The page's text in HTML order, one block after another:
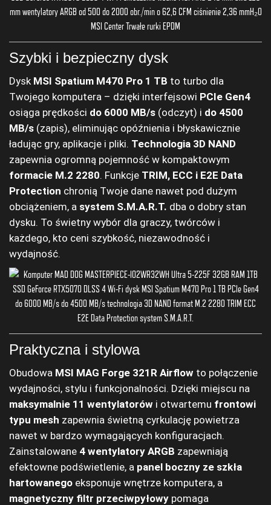
Szybki i bezpieczny dysk
Dysk MSI Spatium M470 Pro 1 TB to turbo dla
Twojego komputera – dzięki interfejsowi PCIe Gen4
osiąga prędkości do 6000 MB/s (odczyt) i do 4500
MB/s (zapis), eliminując opóźnienia i błyskawicznie
ładując gry, aplikacje i pliki. Technologia 3D NAND
zapewnia ogromną pojemność w kompaktowym
formacie M.2 2280. Funkcje TRIM, ECC i E2E Data
Protection chronią Twoje dane nawet pod dużym
obciążeniem, a system S.M.A.R.T. dba o dobry stan
dysku. To świetny wybór dla graczy, twórców i
każdego, kto ceni szybkość, niezawodność i
wydajność.
Praktyczna i stylowa
Obudowa MSI MAG Forge 321R Airflow to połączenie
wydajności, stylu i funkcjonalności. Dzięki miejscu na
maksymalnie 11 wentylatorów i otwartemu frontowi
typu mesh zapewnia świetną cyrkulację powietrza
nawet w bardzo wymagających konfiguracjach.
Zainstalowane 4 wentylatory ARGB zapewniają
efektowne podświetlenie, a panel boczny ze szkła
hartowanego eksponuje wnętrze komputera, a
magnetyczny filtr przeciwpyłowy pomaga